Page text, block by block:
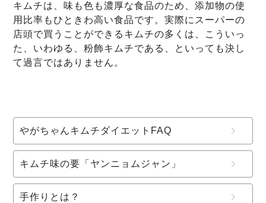
キムチは、味も色も濃厚な食品のため、添加物の使
用比率もひときわ高い食品です。実際にスーパーの
店頭で買うことができるキムチの多くは、こういっ
た、いわゆる、粉飾キムチである、といっても決し
て過言ではありません。
やがちゃんキムチダイエットFAQ
キムチ味の要「ヤンニョムジャン」
手作りとは？